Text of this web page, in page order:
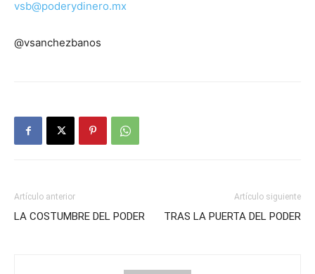
vsb@poderydinero.mx
@vsanchezbanos
Artículo anterior
LA COSTUMBRE DEL PODER
Artículo siguiente
TRAS LA PUERTA DEL PODER